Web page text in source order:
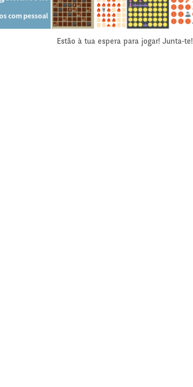
Estão à tua espera para jogar! Junta-te!